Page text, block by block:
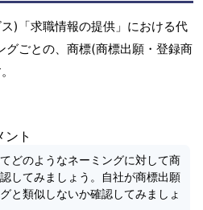
)「求職情報の提供」における代
ごとの、商標(商標出願・登録商
ント
どのようなネーミングに対して商
してみましょう。自社が商標出願
と類似しないか確認してみましょ